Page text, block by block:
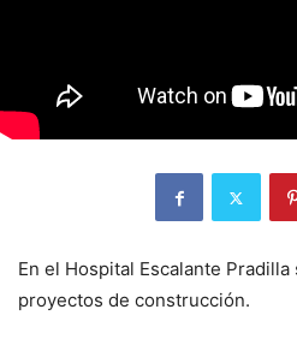
En el Hospital Escalante
proyectos de construcción.